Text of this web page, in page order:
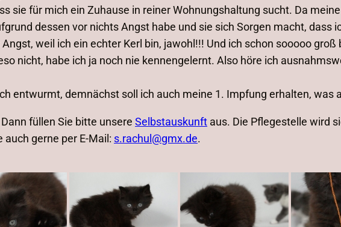
sie für mich ein Zuhause in reiner Wohnungshaltung sucht. Da
dessen vor nichts Angst habe und sie sich Sorgen macht, dass
weil ich ein echter Kerl bin, jawohl!!! Und ich schon sooooo
nicht, habe ich ja noch nie kennengelernt. Also höre ich
entwurmt, demnächst soll ich auch meine 1. Impfung erhalten, was
füllen Sie bitte unsereSelbstauskunft aus. Die Pflegestelle wird
gerne per E-Mail: s.rachul@gmx.de.